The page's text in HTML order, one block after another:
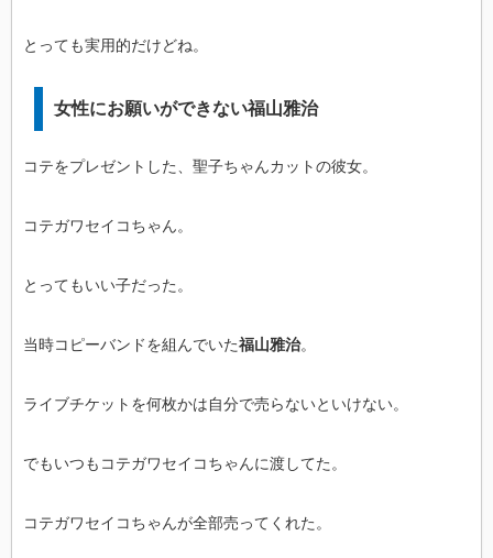
とっても実用的だけどね。
女性にお願いができない福山雅治
コテをプレゼントした、聖子ちゃんカットの彼女。
コテガワセイコちゃん。
とってもいい子だった。
当時コピーバンドを組んでいた福山雅治。
ライブチケットを何枚かは自分で売らないといけない。
でもいつもコテガワセイコちゃんに渡してた。
コテガワセイコちゃんが全部売ってくれた。